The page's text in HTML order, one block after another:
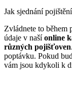
Jak sjednání
Zvládnete to během
údaje v našíonline
různých pojišťoven
poptávku. Pokud
vám jsou kdykoli k